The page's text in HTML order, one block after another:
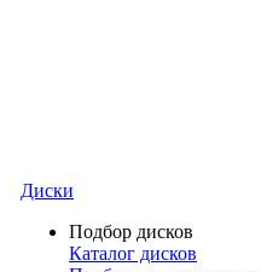
Диски
Подбор дисков
Каталог дисков